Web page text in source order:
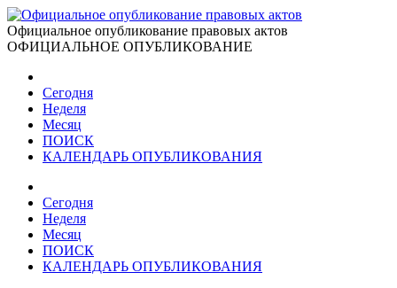
Официальное опубликование правовых актов
ОФИЦИАЛЬНОЕ ОПУБЛИКОВАНИЕ
Сегодня
Неделя
Месяц
ПОИСК
КАЛЕНДАРЬ ОПУБЛИКОВАНИЯ
Сегодня
Неделя
Месяц
ПОИСК
КАЛЕНДАРЬ ОПУБЛИКОВАНИЯ